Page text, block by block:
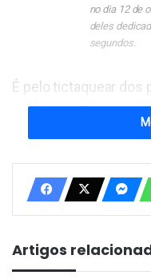
no dia 12 de
deles
segundos.
É pelo tictaquear dos
mais antigo em
de profissão. Sem
completa 69 anos no
59 deles dedicados
relojoeiro, que lhe
Artigos